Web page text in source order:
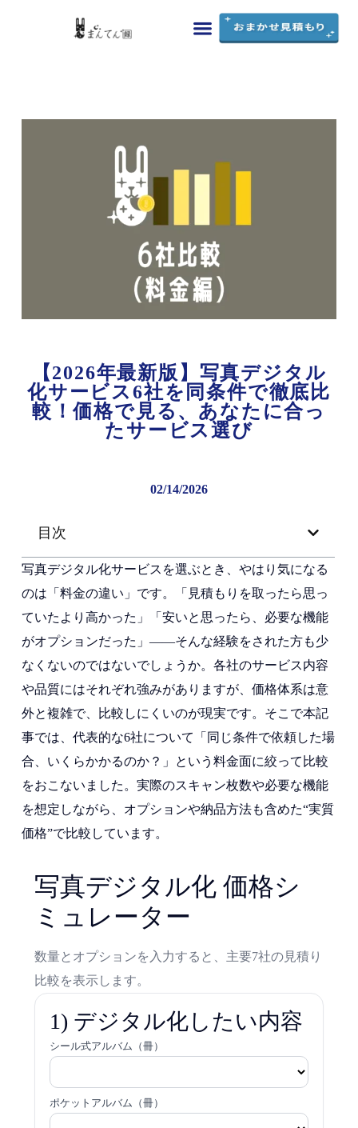
【2026年最新版】写真デジタル
化サービス6社を同条件で徹底比
較！価格で見る、あなたに合っ
たサービス選び
02/14/2026
目次
写真デジタル化サービスを選ぶとき、やはり気になる
のは「料金の違い」です。「見積もりを取ったら思っ
ていたより高かった」「安いと思ったら、必要な機能
がオプションだった」――そんな経験をされた方も少
なくないのではないでしょうか。各社のサービス内容
や品質にはそれぞれ強みがありますが、価格体系は意
外と複雑で、比較しにくいのが現実です。そこで本記
事では、代表的な6社について「同じ条件で依頼した場
合、いくらかかるのか？」という料金面に絞って比較
をおこないました。実際のスキャン枚数や必要な機能
を想定しながら、オプションや納品方法も含めた“実質
価格”で比較しています。
写真デジタル化 価格シ
ミュレーター
数量とオプションを入力すると、主要7社の見積り
比較を表示します。
1) デジタル化したい内容
シール式アルバム（冊）
ポケットアルバム（冊）